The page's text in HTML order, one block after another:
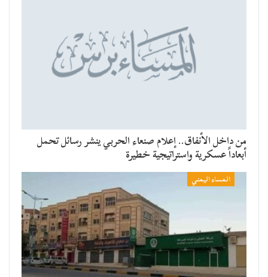
من داخل الأنفاق.. إعلام صنعاء الحربي ينشر رسائل تحمل
أبعاداً عسكرية واستراتيجية خطيرة
المساء اليمني